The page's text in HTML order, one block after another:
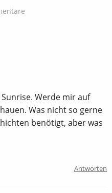
Werde mir auf
Was nicht so gerne
benötigt, aber was
Antworten